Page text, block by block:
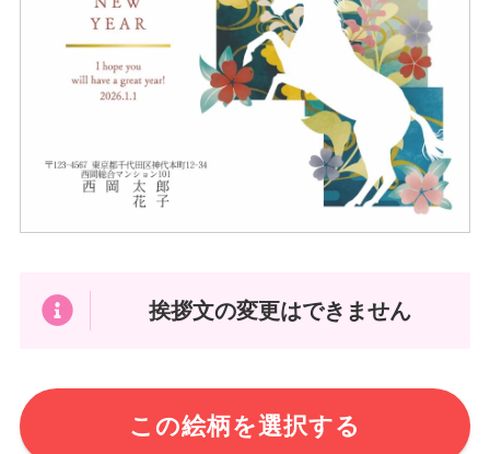
挨拶文の変更はできません
この絵柄を選択する